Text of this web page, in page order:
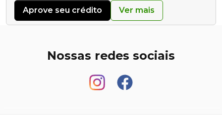
Aprove seu crédito Ver mais
Nossas redes sociais